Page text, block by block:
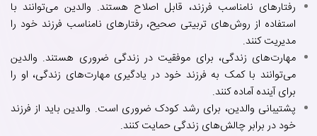
رفتارهای نامناسب فرزند، قابل اصلاح هستند. والدین می‌توانند با
استفاده از روش‌های تربیتی صحیح، رفتارهای نامناسب فرزند خود را
مدیریت کنند.
مهارت‌های زندگی، برای موفقیت در زندگی ضروری هستند. والدین
می‌توانند با کمک به فرزند خود در یادگیری مهارت‌های زندگی، او را
برای آینده آماده کنند.
پشتیبانی والدین، برای رشد کودک ضروری است. والدین باید از فرزند
خود در برابر چالش‌های زندگی حمایت کنند.